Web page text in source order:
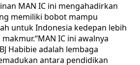
MAN IC ini mengahadirkan
memiliki bobot mampu
untuk Indonesia kedepan lebih
IC ini awalnya
Habibie adalah lembaga
antara pendidikan